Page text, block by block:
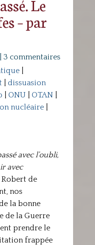
Le
– par
3 commentaires
|
| dissuasion
ONU| OTAN|
nucléaire|
avec l’oubli,
avec
de
nos
la bonne
de la Guerre
prendre le
frappée